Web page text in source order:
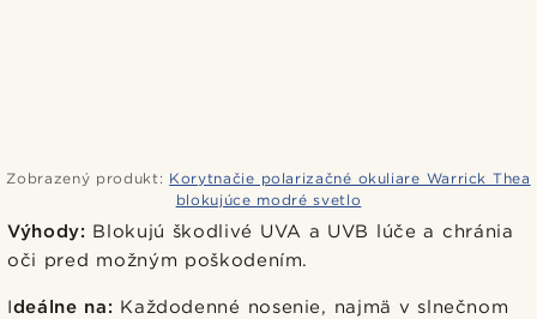
Zobrazený produkt: Korytnačie polarizačné okuliare Warrick Thea
blokujúce modré svetlo
Výhody: Blokujú škodlivé UVA a UVB lúče a chránia
oči pred možným poškodením.
Ideálne na: Každodenné nosenie, najmä v slnečnom